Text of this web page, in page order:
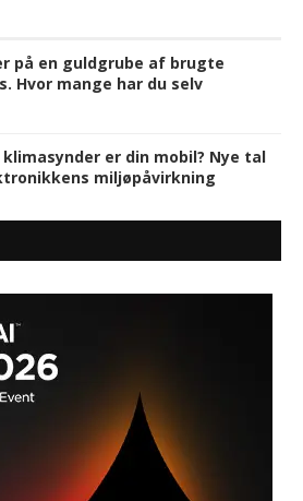
på en guldgrube af brugte
Hvor mange har du selv
er din mobil? Nye tal
miljøpåvirkning